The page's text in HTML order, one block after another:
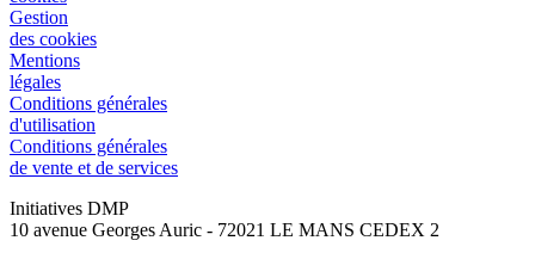
Gestion
des cookies
Mentions
légales
Conditions générales
d'utilisation
Conditions générales
de vente et de services
Initiatives DMP
10 avenue Georges Auric - 72021 LE MANS CEDEX 2